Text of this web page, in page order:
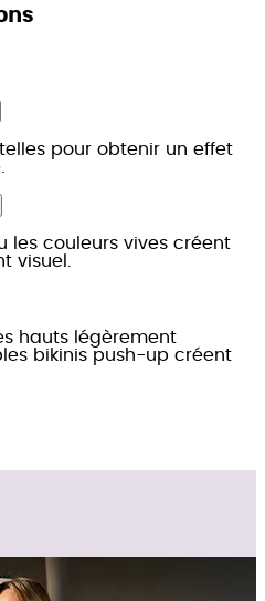
pour obtenir un effet
les couleurs vives créent
visuel.
hauts légèrement
bikinis push-up créent